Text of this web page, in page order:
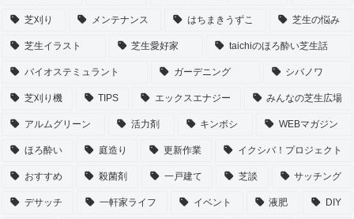
芝刈り メンテナンス はちまきうずこ 芝生の悩み
芝生イラスト 芝生愛好家 taichiのほろ酔い芝生話
バイオステミュラント ガーデニング シバノワ
芝刈り機 TIPS エックスエナジー みんなの芝生広場
アルムグリーン 活力剤 キンボシ WEBマガジン
ほろ酔い 庭造り 更新作業 イクシバ！プロジェクト
おすすめ 殺菌剤 一戸建て 芝談 サッチング
デサッチ 一軒家ライフ イベント 液肥 DIY